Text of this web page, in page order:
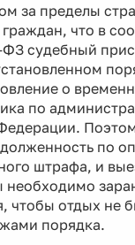
за пределы
что в
судебный
о
по
по
штрафа, и
необходимо
чтобы отдых не
порядка.